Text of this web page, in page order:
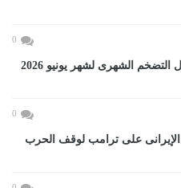
0
0
على ترامب لوقف الحرب